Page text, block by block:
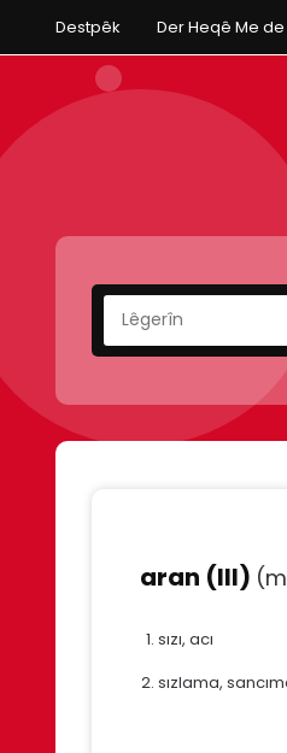
Destpêk Der Heqê Me de
aran (III)
sızı, acı
sızlama,